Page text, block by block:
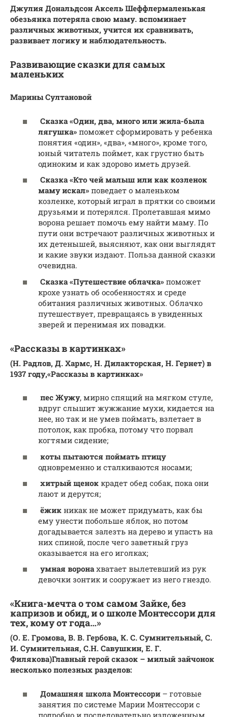
Джулия Дональдсон Аксель Шеффлермаленькая
обезьянка потеряла свою маму. вспоминает
различных животных, учится их сравнивать,
развивает логику и наблюдательность.
Развивающие сказки для самых
маленьких
Марины Султановой
Сказка «Один, два, много или жила-была
лягушка» поможет сформировать у ребенка
понятия «один», «два», «много», кроме того,
юный читатель поймет, как грустно быть
одиноким и как здорово иметь друзей.
Сказка «Кто чей малыш или как козленок
маму искал» поведает о маленьком
козленке, который играл в прятки со своими
друзьями и потерялся. Пролетавшая мимо
ворона решает помочь ему найти маму. По
пути они встречают различных животных и
их детенышей, выясняют, как они выглядят
и какие звуки издают. Польза данной сказки
очевидна.
Сказка «Путешествие облачка» поможет
крохе узнать об особенностях и среде
обитания различных животных. Облачко
путешествует, превращаясь в увиденных
зверей и перенимая их повадки.
«Рассказы в картинках»
(Н. Радлов, Д. Хармс, Н. Дилакторская, Н. Гернет) в
1937 году,«Рассказы в картинках»
пес Жужу, мирно спящий на мягком стуле,
вдруг слышит жужжание мухи, кидается на
нее, но так и не умев поймать, взлетает в
потолок, как пробка, потому что порвал
когтями сидение;
коты пытаются поймать птицу
одновременно и сталкиваются носами;
хитрый щенок крадет обед собак, пока они
лают и дерутся;
ёжик никак не может придумать, как бы
ему унести побольше яблок, но потом
догадывается залезть на дерево и упасть на
них спиной, после чего заветный груз
оказывается на его иголках;
умная воронахватает вылетевший из рук
девочки зонтик и сооружает из него гнездо.
«Книга-мечта о том самом Зайке, без
капризов и обид, и о школе Монтессори для
тех, кому от года…»
(О. Е. Громова, В. В. Гербова, К. С. Сумнительный, С.
И. Сумнительная, С.Н. Савушкин, Е. Г.
Филякова)Главный герой сказок – милый зайчонок
несколько полезных разделов:
Домашняя школа Монтессори – готовые
занятия по системе Марии Монтессори с
подробно и последовательно изложенным